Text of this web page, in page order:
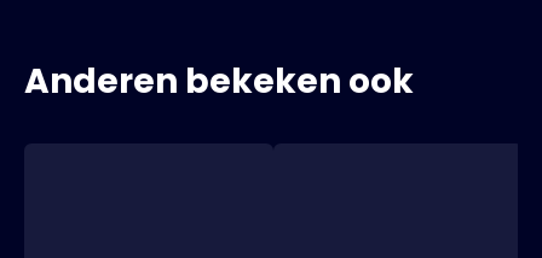
Anderen bekeken ook